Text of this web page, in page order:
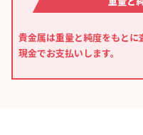
貴金属は重量と純度をもとに
現金でお支払いします。